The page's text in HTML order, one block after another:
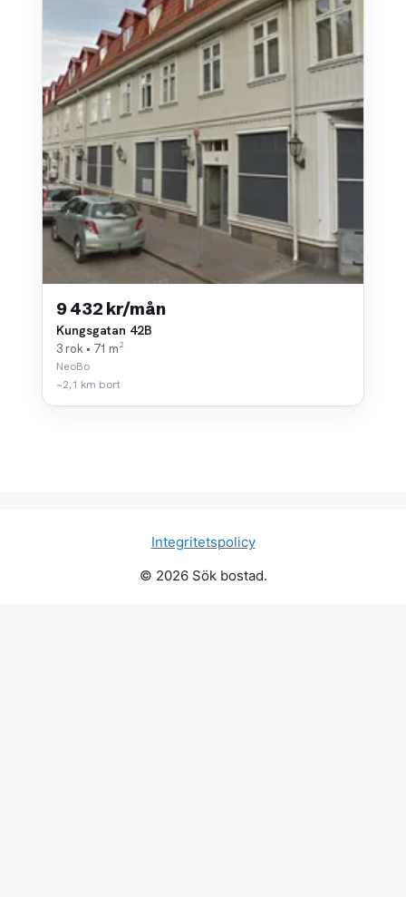
9 432 kr/mån
Kungsgatan 42B
3 rok • 71 m²
NeoBo
~2,1 km bort
Integritetspolicy
© 2026 Sök bostad.